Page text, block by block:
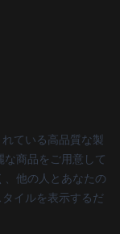
ている高品質な製
商品をご用意して
、他の人とあなたの
イルを表示するだ